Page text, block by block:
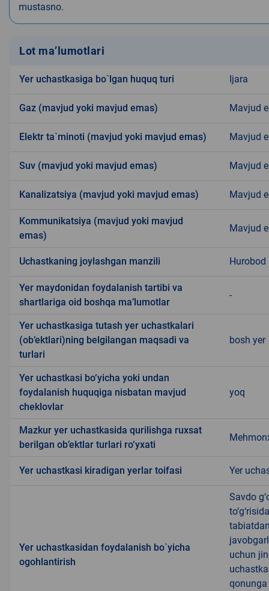
mustasno.
Lot ma’lumotlari
Yer uchastkasiga bo`lgan huquq turi Ijara
Gaz (mavjud yoki mavjud emas) Mavjud
Elektr ta`minoti (mavjud yoki mavjud emas) Mavjud
Suv (mavjud yoki mavjud emas) Mavjud
Kanalizatsiya (mavjud yoki mavjud emas) Mavjud
Kommunikatsiya (mavjud yoki mavjud
emas)
Mavjud
Uchastkaning joylashgan manzili Hurobod
Yer maydonidan foydalanish tartibi va
shartlariga oid boshqa ma’lumotlar
-
Yer uchastkasiga tutash yer uchastkalari
(ob’ektlari)ning belgilangan maqsadi va
turlari
bosh yer
Yer uchastkasi bo‘yicha yoki undan
foydalanish huquqiga nisbatan mavjud
cheklovlar
yoq
Mazkur yer uchastkasida qurilishga ruxsat
berilgan ob’ektlar turlari ro‘yxati
Yer uchastkasi kiradigan yerlar toifasi Yer
Yer uchastkasidan foydalanish bo`yicha
ogohlantirish
Savdo
uchun